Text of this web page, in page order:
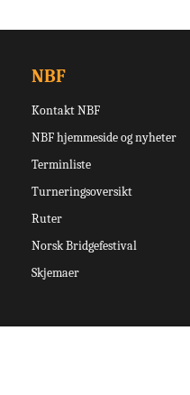
NBF
Kontakt NBF
NBF hjemmeside og nyheter
Terminliste
Turneringsoversikt
Ruter
Norsk Bridgefestival
Skjemaer